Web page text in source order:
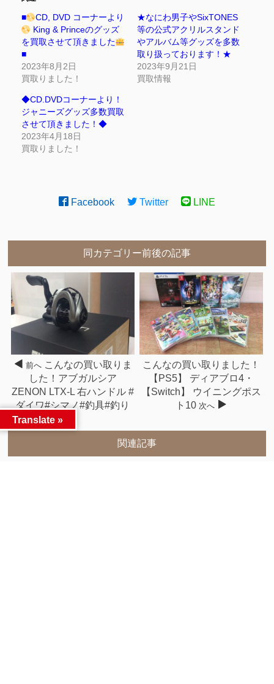
■
CD, DVD コーナーより
King & Princeのグッズ
を買取させて頂きました
■
2023年8月2日
買取りました！
★なにわ男子やSixTONES
等の公式アクリルスタンド
やアルバム等グッズを多数
取り扱っております！★
2023年9月21日
買取情報
◆CD.DVDコーナーより！
ジャニーズグッズ多数買取
させて頂きました！◆
2023年4月18日
買取りました！
Facebook Twitter LINE
同カテゴリー前後の記事
前へ こんなの買い取りま
した！アブガルシア
ZENON LTX-L 右ハンドル #
ダイワ#シマノ#釣具#釣り
こんなの買い取りました！
【PS5】 ディアブロ4・
【Switch】 ウイニングポス
ト10 次へ
関連記事
Translate »